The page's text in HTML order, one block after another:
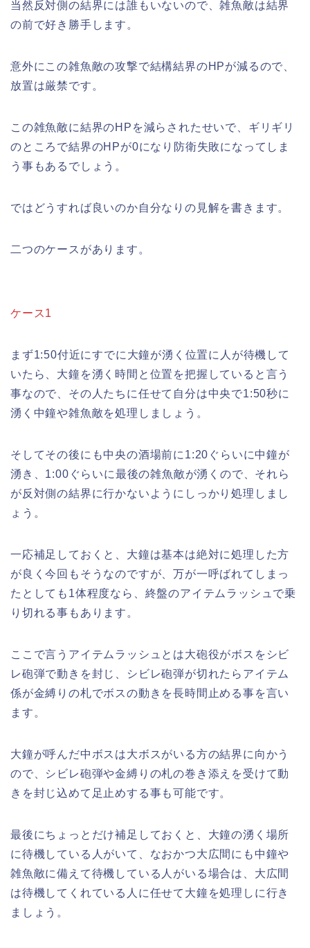
当然反対側の結界には誰もいないので、雑魚敵は結界
の前で好き勝手します。
意外にこの雑魚敵の攻撃で結構結界のHPが減るので、
放置は厳禁です。
この雑魚敵に結界のHPを減らされたせいで、ギリギリ
のところで結界のHPが0になり防衛失敗になってしま
う事もあるでしょう。
ではどうすれば良いのか自分なりの見解を書きます。
二つのケースがあります。
ケース1
まず1:50付近にすでに大鐘が湧く位置に人が待機して
いたら、大鐘を湧く時間と位置を把握していると言う
事なので、その人たちに任せて自分は中央で1:50秒に
湧く中鐘や雑魚敵を処理しましょう。
そしてその後にも中央の酒場前に1:20ぐらいに中鐘が
湧き、1:00ぐらいに最後の雑魚敵が湧くので、それら
が反対側の結界に行かないようにしっかり処理しまし
ょう。
一応補足しておくと、大鐘は基本は絶対に処理した方
が良く今回もそうなのですが、万が一呼ばれてしまっ
たとしても1体程度なら、終盤のアイテムラッシュで乗
り切れる事もあります。
ここで言うアイテムラッシュとは大砲役がボスをシビ
レ砲弾で動きを封じ、シビレ砲弾が切れたらアイテム
係が金縛りの札でボスの動きを長時間止める事を言い
ます。
大鐘が呼んだ中ボスは大ボスがいる方の結界に向かう
ので、シビレ砲弾や金縛りの札の巻き添えを受けて動
きを封じ込めて足止めする事も可能です。
最後にちょっとだけ補足しておくと、大鐘の湧く場所
に待機している人がいて、なおかつ大広間にも中鐘や
雑魚敵に備えて待機している人がいる場合は、大広間
は待機してくれている人に任せて大鐘を処理しに行き
ましょう。